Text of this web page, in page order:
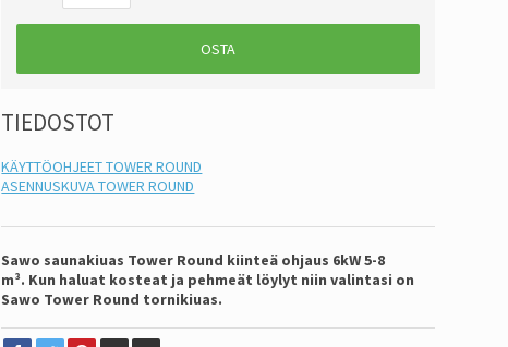
OSTA
TIEDOSTOT
KÄYTTÖOHJEET TOWER ROUND
ASENNUSKUVA TOWER ROUND
Sawo saunakiuas Tower Round kiinteä ohjaus 6kW 5-8
m³. Kun haluat kosteat ja pehmeät löylyt niin valintasi on
Sawo Tower Round tornikiuas.